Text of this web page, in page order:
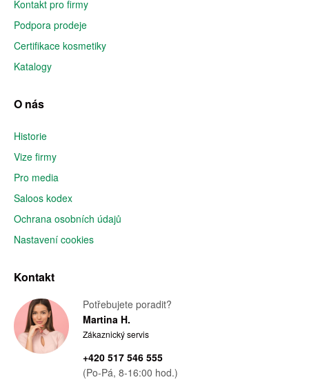
Kontakt pro firmy
Podpora prodeje
Certifikace kosmetiky
Katalogy
O nás
Historie
Vize firmy
Pro media
Saloos kodex
Ochrana osobních údajů
Nastavení cookies
Kontakt
Potřebujete poradit?
Martina H.
Zákaznický servis
+420 517 546 555
(Po-Pá, 8-16:00 hod.)